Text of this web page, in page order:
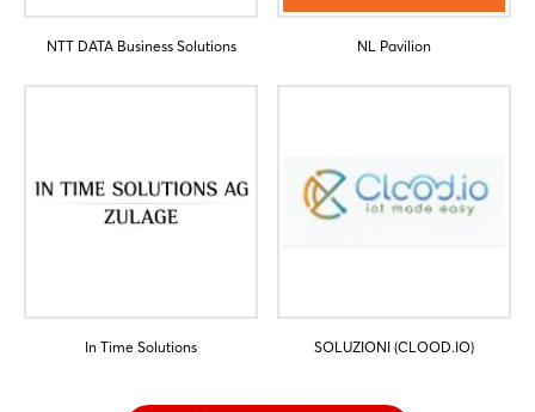
NTT DATA Business Solutions NL Pavilion
In Time Solutions SOLUZIONI (CLOOD.IO)
Jetzt registrieren